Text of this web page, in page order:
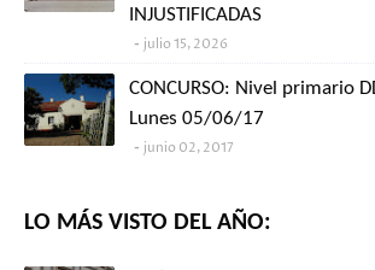
INJUSTIFICADAS
julio 15, 2026
CONCURSO: Nivel primario
Lunes 05/06/17
junio 02, 2017
LO MÁS VISTO DEL AÑO: